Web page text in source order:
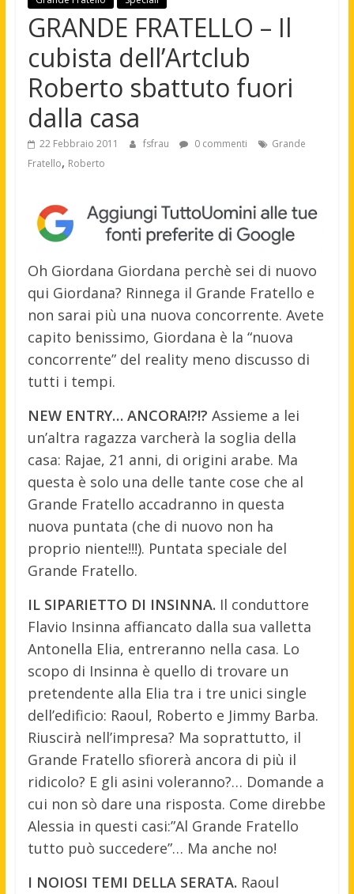
GRANDE FRATELLO – Il
cubista dell’Artclub
Roberto sbattuto fuori
dalla casa
22 Febbraio 2011 fsfrau 0 commenti
Grande
Fratello, Roberto
Oh Giordana Giordana perchè sei di nuovo
qui Giordana? Rinnega il Grande Fratello e
non sarai più una nuova concorrente. Avete
capito benissimo, Giordana è la “nuova
concorrente” del reality meno discusso di
tutti i tempi.
NEW ENTRY… ANCORA!?!? Assieme a lei
un’altra ragazza varcherà la soglia della
casa: Rajae, 21 anni, di origini arabe. Ma
questa è solo una delle tante cose che al
Grande Fratello accadranno in questa
nuova puntata (che di nuovo non ha
proprio niente!!!). Puntata speciale del
Grande Fratello.
IL SIPARIETTO DI INSINNA. Il conduttore
Flavio Insinna affiancato dalla sua valletta
Antonella Elia, entreranno nella casa. Lo
scopo di Insinna è quello di trovare un
pretendente alla Elia tra i tre unici single
dell’edificio: Raoul, Roberto e Jimmy Barba.
Riuscirà nell’impresa? Ma soprattutto, il
Grande Fratello sfiorerà ancora di più il
ridicolo? E gli asini voleranno?… Domande a
cui non sò dare una risposta. Come direbbe
Alessia in questi casi:”Al Grande Fratello
tutto può succedere”… Ma anche no!
I NOIOSI TEMI DELLA SERATA. Raoul